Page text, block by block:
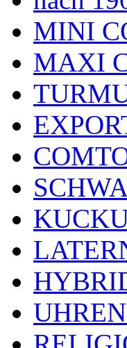
MINI
MAXI